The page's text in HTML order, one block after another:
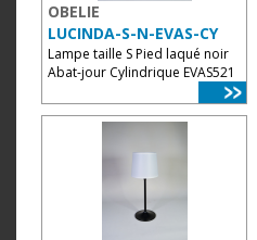
OBELIE
LUCINDA-S-N-EVAS-CY
Lampe taille S Pied laqué noir
Abat-jour Cylindrique EVAS521